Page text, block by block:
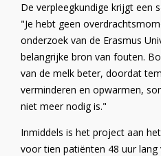
De verpleegkundige krijgt een
"Je hebt geen
onderzoek van de Erasmus
belangrijke bron van fouten.
van de melk beter, doordat
verminderen en opwarmen,
niet meer nodig is."
Inmiddels is het project aan
voor tien patiënten 48 uur